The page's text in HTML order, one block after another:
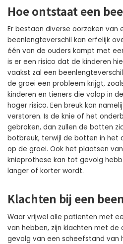
Hoe ontstaat een
Er bestaan diverse oorzaken van
beenlengteverschil kan erfelijk
één van de ouders kampt met
is er een risico dat de kinderen
vaakst zal een
de groei een probleem krijgt,
kinderen en tieners die volop in
hoger risico. Een breuk kan
verstoren. Is de knie of het
gebroken, dan zullen de botten
botbreuk, terwijl de botten in het
op de groei. Ook het plaatsen
knieprothese kan tot gevolg
langer of korter wordt.
Klachten bij een
Waar vrijwel alle patiënten met
van hebben, zijn klachten met de
gevolg van een scheefstand